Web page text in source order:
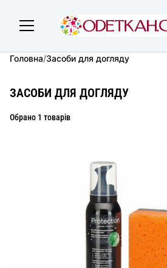
Головна/Засоби для догляду
ЗАСОБИ ДЛЯ ДОГЛЯДУ
Обрано 1 товарів